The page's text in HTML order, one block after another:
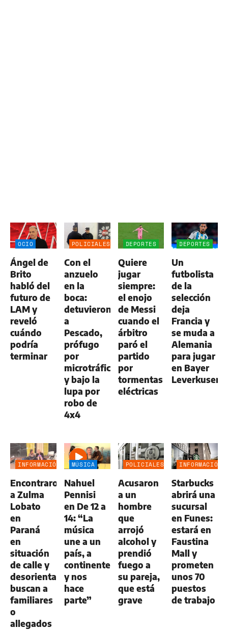
OCIO
Ángel de
Brito
habló del
futuro de
LAM y
reveló
cuándo
podría
terminar
POLICIALES
Con el
anzuelo
en la
boca:
detuvieron
a
Pescado,
prófugo
por
microtráfico
y bajo la
lupa por
robo de
4x4
DEPORTES
Quiere
jugar
siempre:
el enojo
de Messi
cuando el
árbitro
paró el
partido
por
tormentas
eléctricas
DEPORTES
Un
futbolista
de la
selección
deja
Francia y
se muda a
Alemania
para jugar
en Bayer
Leverkusen
INFORMACIÓN
Encontraron
a Zulma
Lobato
en
Paraná
en
situación
de calle y
desorientada:
buscan a
familiares
o
allegados
MÚSICA
Nahuel
Pennisi
en De 12 a
14: “La
música
une a un
país, a
continentes
y nos
hace
parte”
POLICIALES
Acusaron
a un
hombre
que
arrojó
alcohol y
prendió
fuego a
su pareja,
que está
grave
INFORMACIÓN
Starbucks
abrirá una
sucursal
en Funes:
estará en
Faustina
Mall y
prometen
unos 70
puestos
de trabajo